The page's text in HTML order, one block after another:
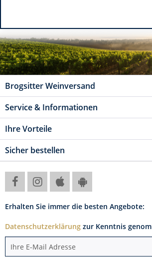
Brogsitter Weinversand
Service & Informationen
Ihre Vorteile
Sicher bestellen
Erhalten Sie immer die besten Angebote:
Datenschutzerklärung zur Kenntnis